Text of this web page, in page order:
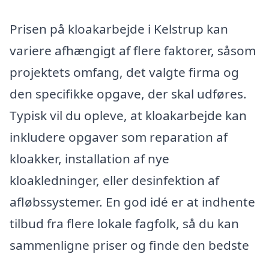
Prisen på kloakarbejde i Kelstrup kan
variere afhængigt af flere faktorer, såsom
projektets omfang, det valgte firma og
den specifikke opgave, der skal udføres.
Typisk vil du opleve, at kloakarbejde kan
inkludere opgaver som reparation af
kloakker, installation af nye
kloakledninger, eller desinfektion af
afløbssystemer. En god idé er at indhente
tilbud fra flere lokale fagfolk, så du kan
sammenligne priser og finde den bedste